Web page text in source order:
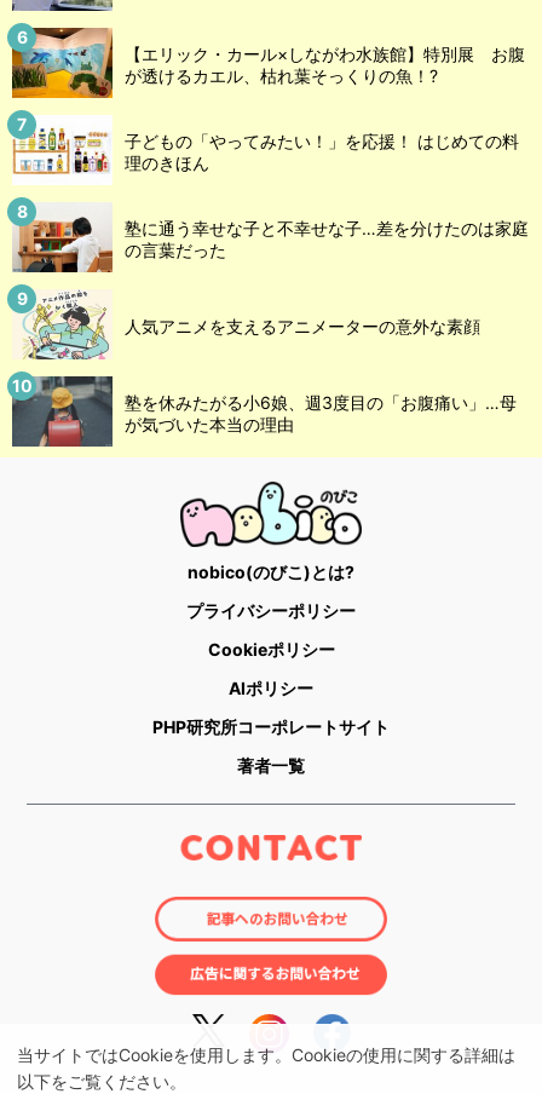
当サイトではCookieを使用します。Cookieの使用に関する詳細は
以下をご覧ください。
【エリック・カール×しながわ水族館】特別展 お腹
が透けるカエル、枯れ葉そっくりの魚！?
子どもの「やってみたい！」を応援！ はじめての料
理のきほん
塾に通う幸せな子と不幸せな子…差を分けたのは家庭
の言葉だった
人気アニメを支えるアニメーターの意外な素顔
塾を休みたがる小6娘、週3度目の「お腹痛い」…母
が気づいた本当の理由
nobico(のびこ)とは?
プライバシーポリシー
Cookieポリシー
AIポリシー
PHP研究所コーポレートサイト
著者一覧